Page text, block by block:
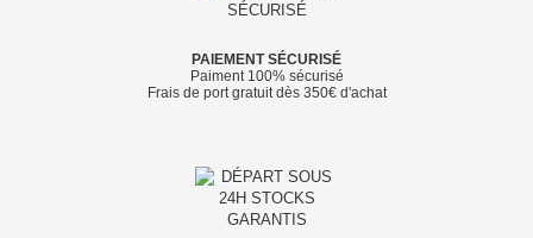
PAIEMENT SÉCURISÉ
Paiment 100% sécurisé
Frais de port gratuit dès 350€ d'achat